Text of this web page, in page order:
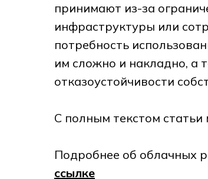
принимают из-за
инфраструктуры или
потребность
им сложно и накладно, а
отказоустойчивости
С полным текстом
Подробнее об облачных
ссылке